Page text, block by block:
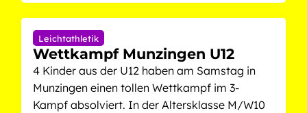
Leichtathletik
Wettkampf Munzingen U12
4 Kinder aus der U12 haben am Samstag in
Munzingen einen tollen Wettkampf im 3-
Kampf absolviert. In der Altersklasse M/W10